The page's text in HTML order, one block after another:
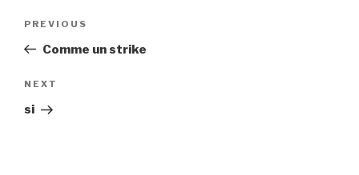
Previous
Post
PREVIOUS
Comme un strike
Next
Post
NEXT
si